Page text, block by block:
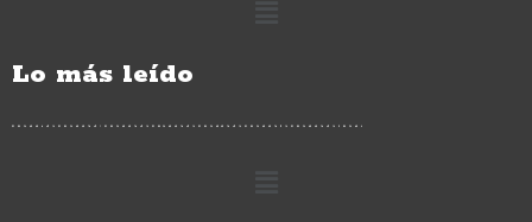
Lo más leído